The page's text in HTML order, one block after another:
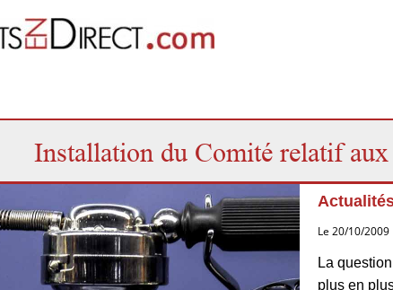
Installation du Comité relatif aux
Le 20/10/2009
La
plus en